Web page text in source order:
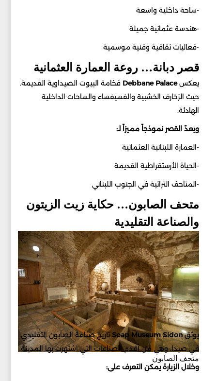
-ساحة داخلية واسعة
-هندسة عثمانية جميلة
-فعاليات ثقافية وفنية موسمية
قصر دبانة… روعة العمارة العثمانية
يعكس Debbane Palace
فخامة البيوت الصيداوية القديمة.
حيث الزخارف الخشبية والفسيفساء والساحات الداخلية
الهادئة.
ويعدّ القصر نموذجاً مميزاً لـ:
-العمارة اللبنانية العثمانية
-الحياة الأرستقراطية القديمة
-المتاحف التراثية في الجنوب اللبناني
متحف الصابون… حكاية زيت الزيتون
والصناعة التقليدية
متحف الصابون
Soap Museum Sidon
تاريخ صناعة الصابون التقليدي
في صيدا. وهي من أقدم الصناعات التي اشتهرت بها المدينة.
وخلال الزيارة يمكن التعرف على: